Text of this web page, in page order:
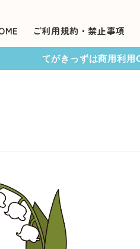
ご利用規約・禁止事項
てがきっずは商用利用